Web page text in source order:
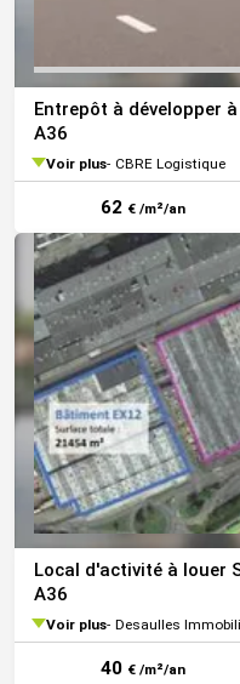
Entrepôt à développer
A36
Voir plus CBRE Logistique
62 € /m²/an
Local d'activité à louer
A36
Voir plus Desaulles
40 € /m²/an